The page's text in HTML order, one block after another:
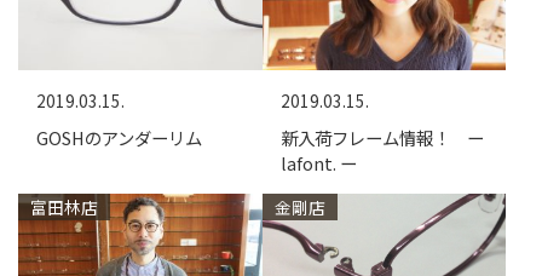
2019.03.15.
GOSHのアンダーリム
2019.03.15.
新入荷フレーム情報！ ー
lafont. ー
富田林店 金剛店